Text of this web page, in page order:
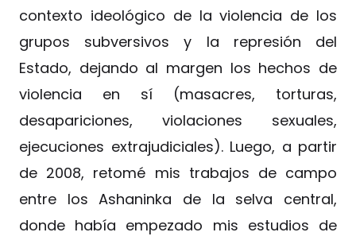
contexto ideológico de la violencia de los
grupos subversivos y la represión del
Estado, dejando al margen los hechos de
violencia en sí (masacres, torturas,
desapariciones, violaciones sexuales,
ejecuciones extrajudiciales). Luego, a partir
de 2008, retomé mis trabajos de campo
entre los Ashaninka de la selva central,
donde había empezado mis estudios de